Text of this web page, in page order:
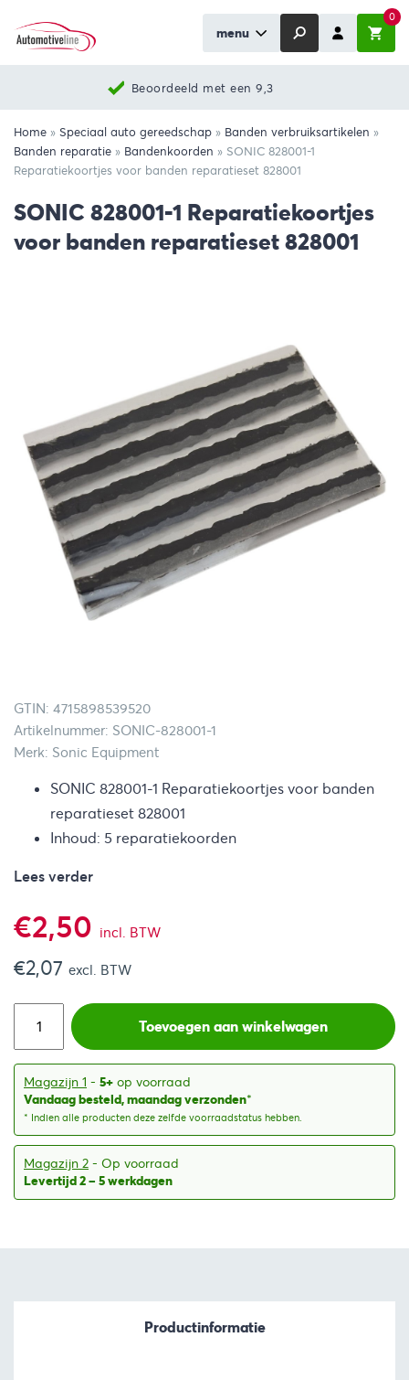
menu
0
Beoordeeld met een 9,3
Home » Speciaal auto gereedschap » Banden verbruiksartikelen »
Banden reparatie » Bandenkoorden » SONIC 828001-1
Reparatiekoortjes voor banden reparatieset 828001
SONIC 828001-1 Reparatiekoortjes
voor banden reparatieset 828001
GTIN: 4715898539520
Artikelnummer: SONIC-828001-1
Merk: Sonic Equipment
SONIC 828001-1 Reparatiekoortjes voor banden
reparatieset 828001
Inhoud: 5 reparatiekoorden
Lees verder
€2,50 incl. BTW
€2,07 excl. BTW
Toevoegen aan winkelwagen
Magazijn 1 - 5+ op voorraad
Vandaag besteld, maandag verzonden*
* Indien alle producten deze zelfde voorraadstatus hebben.
Magazijn 2 - Op voorraad
Levertijd 2 – 5 werkdagen
Productinformatie